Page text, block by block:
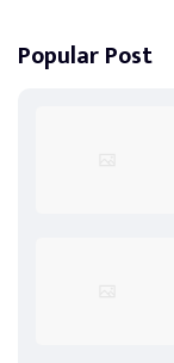
Popular Post